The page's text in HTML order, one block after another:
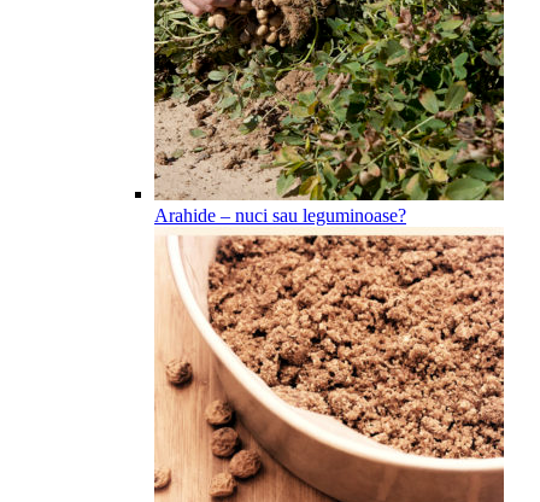
Arahide – nuci sau leguminoase?